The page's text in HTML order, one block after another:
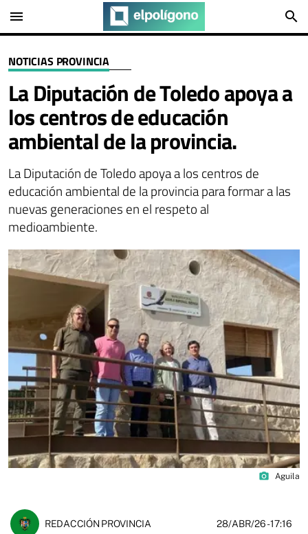
menu search
NOTICIAS PROVINCIA
La Diputación de Toledo apoya a
los centros de educación
ambiental de la provincia.
La Diputación de Toledo apoya a los centros de
educación ambiental de la provincia para formar a las
nuevas generaciones en el respeto al
medioambiente.
photo_camera Aguila
REDACCIÓN PROVINCIA 28/ABR/26- 17:16